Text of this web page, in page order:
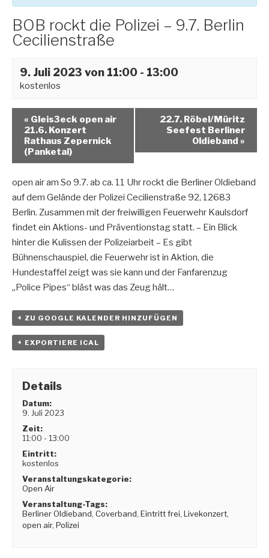
BOB rockt die Polizei – 9.7. Berlin
Cecilienstraße
9. Juli 2023 von 11:00 - 13:00
kostenlos
« Gleis3eck open air
21.6. Konzert
Rathaus Zepernick
(Panketal)
22.7. Röbel/Müritz
Seefest Berliner
Oldieband »
open air am So 9.7. ab ca. 11 Uhr rockt die Berliner Oldieband
auf dem Gelände der Polizei Cecilienstraße 92, 12683
Berlin. Zusammen mit der freiwilligen Feuerwehr Kaulsdorf
findet ein Aktions- und Präventionstag statt. – Ein Blick
hinter die Kulissen der Polizeiarbeit – Es gibt
Bühnenschauspiel, die Feuerwehr ist in Aktion, die
Hundestaffel zeigt was sie kann und der Fanfarenzug
„Police Pipes“ bläst was das Zeug hält…
+ ZU GOOGLE KALENDER HINZUFÜGEN
+ EXPORTIERE ICAL
Details
Datum:
9. Juli 2023
Zeit:
11:00 - 13:00
Eintritt:
kostenlos
Veranstaltungskategorie:
Open Air
Veranstaltung-Tags:
Berliner Oldieband,Coverband,Eintritt frei,Livekonzert,
open air,Polizei